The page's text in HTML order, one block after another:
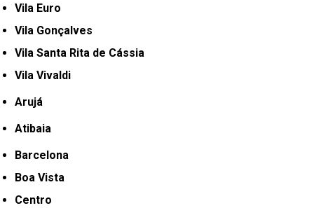
Vila Euro
Vila Gonçalves
Vila Santa Rita de Cássia
Vila Vivaldi
Arujá
Atibaia
Barcelona
Boa Vista
Centro